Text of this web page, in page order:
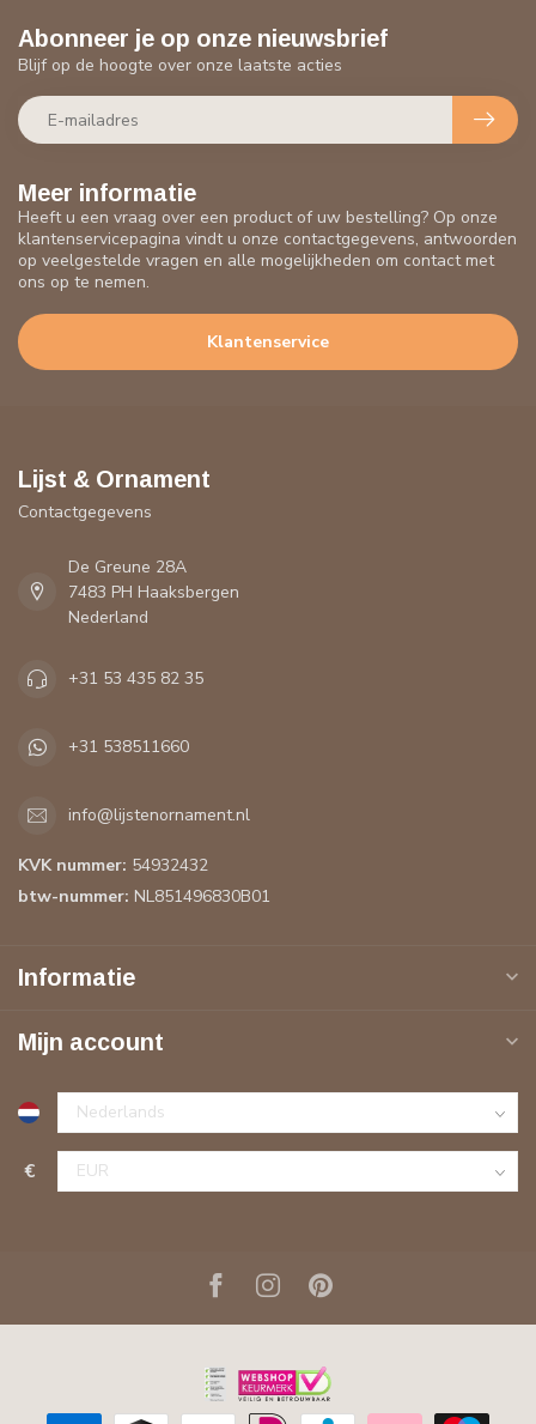
Meer informatie
Heeft u een vraag over een product of uw bestelling? Op onze
klantenservicepagina vindt u onze contactgegevens, antwoorden
op veelgestelde vragen en alle mogelijkheden om contact met
ons op te nemen.
Klantenservice
Abonneer je op onze nieuwsbrief
Blijf op de hoogte over onze laatste acties
Lijst & Ornament
Contactgegevens
De Greune 28A
7483 PH Haaksbergen
Nederland
+31 53 435 82 35
+31 538511660
info@lijstenornament.nl
KVK nummer: 54932432
btw-nummer: NL851496830B01
Informatie
Mijn account
€